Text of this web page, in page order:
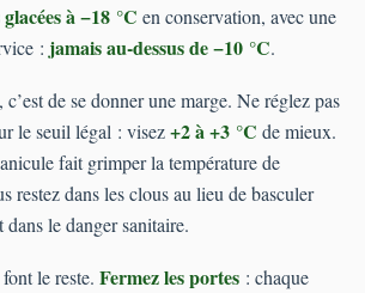
à −18 °C en conservation, avec une
: jamais au-dessus de −10 °C.
de se donner une marge. Ne réglez pas
le seuil légal : visez+2 à +3 °C de mieux.
fait grimper la température de
restez dans les clous au lieu de basculer
le danger sanitaire.
le reste. Fermez les portes : chaque